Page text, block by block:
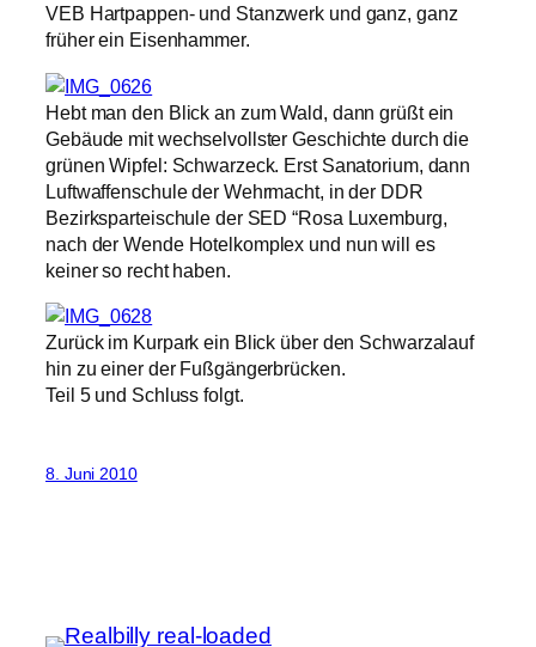
VEB Hartpappen- und Stanzwerk und ganz, ganz
früher ein Eisenhammer.
Hebt man den Blick an zum Wald, dann grüßt ein
Gebäude mit wechselvollster Geschichte durch die
grünen Wipfel: Schwarzeck. Erst Sanatorium, dann
Luftwaffenschule der Wehrmacht, in der DDR
Bezirksparteischule der SED “Rosa Luxemburg,
nach der Wende Hotelkomplex und nun will es
keiner so recht haben.
Zurück im Kurpark ein Blick über den Schwarzalauf
hin zu einer der Fußgängerbrücken.
Teil 5 und Schluss folgt.
8. Juni 2010